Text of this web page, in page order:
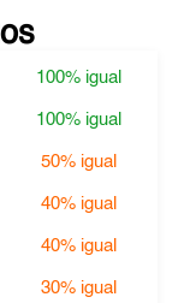
100% igual
100% igual
50% igual
40% igual
40% igual
30% igual